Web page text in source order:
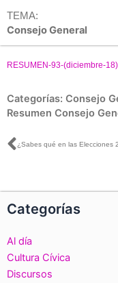
TEMA:
Consejo General
RESUMEN-93-(diciembre-18)
Categorías: Consejo
Resumen Consejo
Ant
Categorías
Al día
Cultura Cívica
Discursos